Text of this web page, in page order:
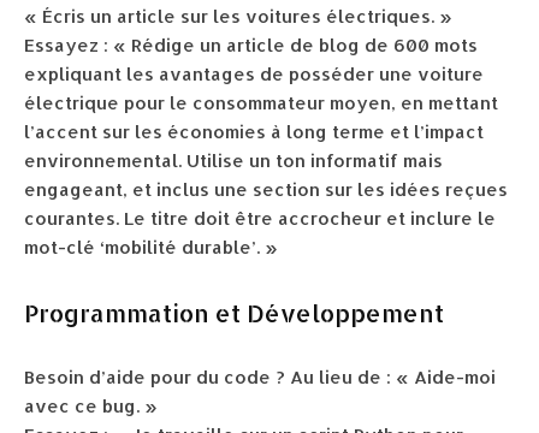
« Écris un article sur les voitures électriques. »
Essayez : « Rédige un article de blog de 600 mots
expliquant les avantages de posséder une voiture
électrique pour le consommateur moyen, en mettant
l’accent sur les économies à long terme et l’impact
environnemental. Utilise un ton informatif mais
engageant, et inclus une section sur les idées reçues
courantes. Le titre doit être accrocheur et inclure le
mot-clé ‘mobilité durable’. »
Programmation et Développement
Besoin d’aide pour du code ? Au lieu de : « Aide-moi
avec ce bug. »